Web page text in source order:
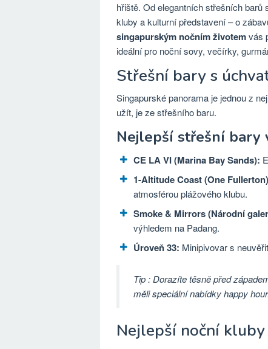
hřiště. Od elegantních střešních
kluby a kulturní představení – o
singapurským nočním životemvás
ideální pro noční sovy, večírky,
Střešní bary s
Singapurské panorama je jednou z
užít, je ze střešního baru.
Nejlepší střešní bary
CE LA VI (Marina Bay Sands):
1-Altitude Coast (One
atmosférou plážového klubu.
Smoke & Mirrors (Národní
výhledem na Padang.
Úroveň 33: Minipivovar s
Tip : Dorazíte těsně před
měli speciální nabídky happy
Nejlepší noční